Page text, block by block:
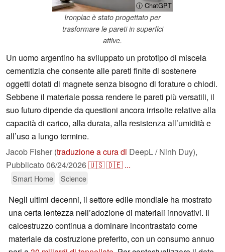
ⓘ ChatGPT
Ironplac è stato progettato per
trasformare le pareti in superfici
attive.
Un uomo argentino ha sviluppato un prototipo di miscela
cementizia che consente alle pareti finite di sostenere
oggetti dotati di magnete senza bisogno di forature o chiodi.
Sebbene il materiale possa rendere le pareti più versatili, il
suo futuro dipende da questioni ancora irrisolte relative alla
capacità di carico, alla durata, alla resistenza all’umidità e
all’uso a lungo termine.
Jacob Fisher (traduzione a cura di DeepL / Ninh Duy),
Pubblicato 06/24/2026🇺🇸🇩🇪 ...
Smart Home Science
Negli ultimi decenni, il settore edile mondiale ha mostrato
una certa lentezza nell’adozione di materiali innovativi. Il
calcestruzzo continua a dominare incontrastato come
materiale da costruzione preferito, con un consumo annuo